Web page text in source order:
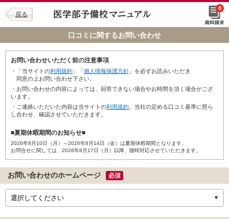
戻る
0
口コミに関するお問い合わせ
お問い合わせいただく前の注意事項
・「当サイトの利用規約 」「個人情報保護方針 」を必ずお読みいただき
同意の上お問い合わせ下さい。
・お問い合わせの内容によっては、回答できない場合やお時間を頂く場合がござ
います。
・ご連絡いただいた内容は当サイトの利用規約 、当社の定める口コミ基準に照ら
し合わせ、確認させていただきます。
■夏期休暇期間のお知らせ■
2026年8月10日（月）～2026年8月14日（金）は夏期休暇期間となります。
お問合せに関しては、2026年8月17日（月）以降、随時対応させていただきます。
お問い合わせのホームページ 必須